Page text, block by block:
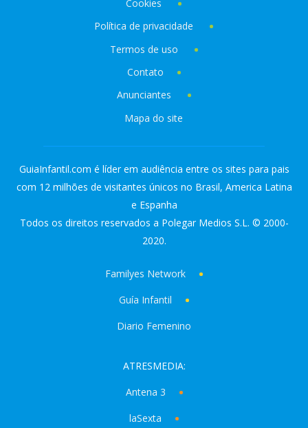
Cookies
Política de privacidade
Termos de uso
Contato
Anunciantes
Mapa do site
GuiaInfantil.com é líder em audiência entre os sites para pais
com 12 milhões de visitantes únicos no Brasil, America Latina
e Espanha
Todos os direitos reservados a Polegar Medios S.L. © 2000-
2020.
Familyes Network
Guía Infantil
Diario Femenino
ATRESMEDIA:
Antena 3
laSexta